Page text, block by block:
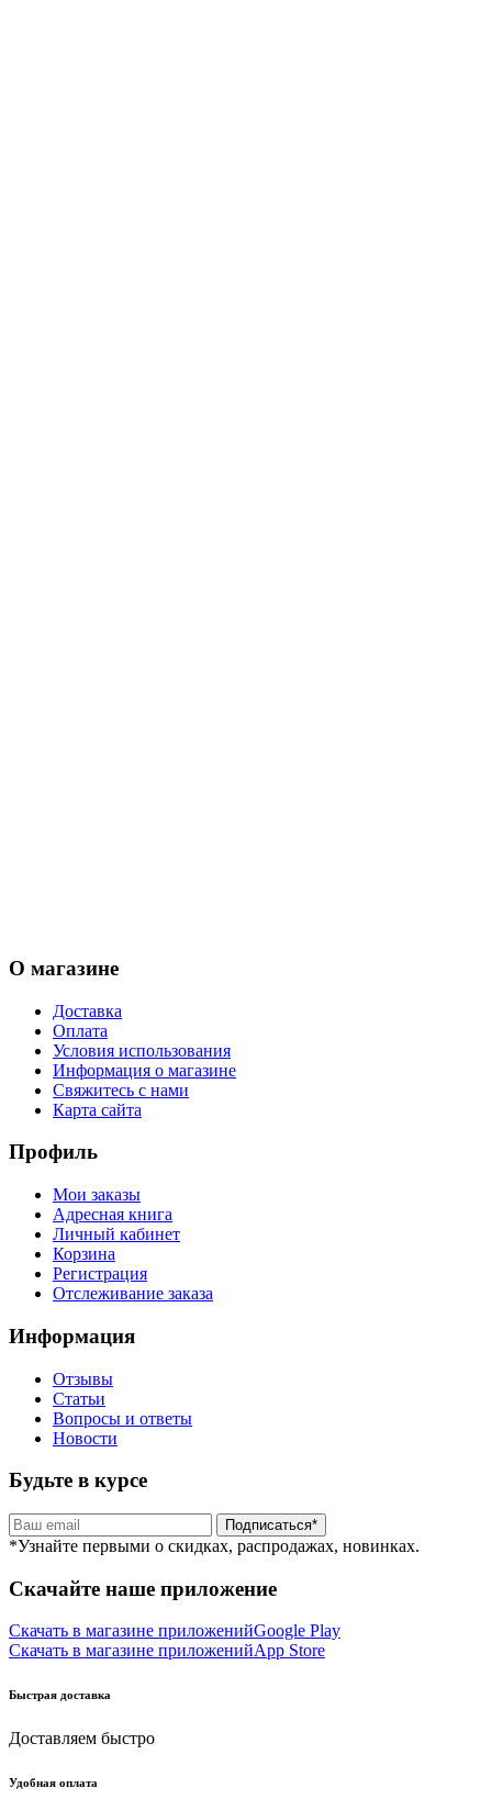
О магазине
Доставка
Оплата
Условия использования
Информация о магазине
Свяжитесь с нами
Карта сайта
Профиль
Мои заказы
Адресная книга
Личный кабинет
Корзина
Регистрация
Отслеживание заказа
Информация
Отзывы
Статьи
Вопросы и ответы
Новости
Будьте в курсе
Подписаться*
*Узнайте первыми о скидках, распродажах, новинках.
Скачайте наше приложение
Скачать в магазине приложенийGoogle Play
Скачать в магазине приложенийApp Store
Быстрая доставка
Доставляем быстро
Удобная оплата